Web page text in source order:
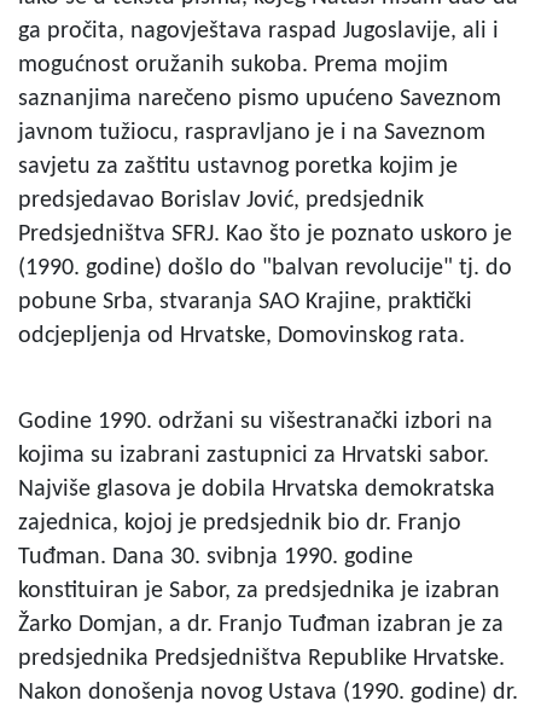
ga pročita, nagovještava raspad Jugoslavije, ali i
mogućnost oružanih sukoba. Prema mojim
saznanjima narečeno pismo upućeno Saveznom
javnom tužiocu, raspravljano je i na Saveznom
savjetu za zaštitu ustavnog poretka kojim je
predsjedavao Borislav Jović, predsjednik
Predsjedništva SFRJ. Kao što je poznato uskoro je
(1990. godine) došlo do "balvan revolucije" tj. do
pobune Srba, stvaranja SAO Krajine, praktički
odcjepljenja od Hrvatske, Domovinskog rata.
Godine 1990. održani su višestranački izbori na
kojima su izabrani zastupnici za Hrvatski sabor.
Najviše glasova je dobila Hrvatska demokratska
zajednica, kojoj je predsjednik bio dr. Franjo
Tuđman. Dana 30. svibnja 1990. godine
konstituiran je Sabor, za predsjednika je izabran
Žarko Domjan, a dr. Franjo Tuđman izabran je za
predsjednika Predsjedništva Republike Hrvatske.
Nakon donošenja novog Ustava (1990. godine) dr.